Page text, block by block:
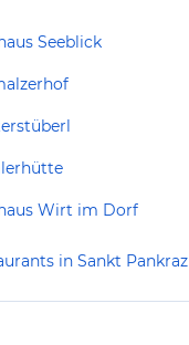
Seeblick
Wirt im Dorf
in Sankt Pankraz